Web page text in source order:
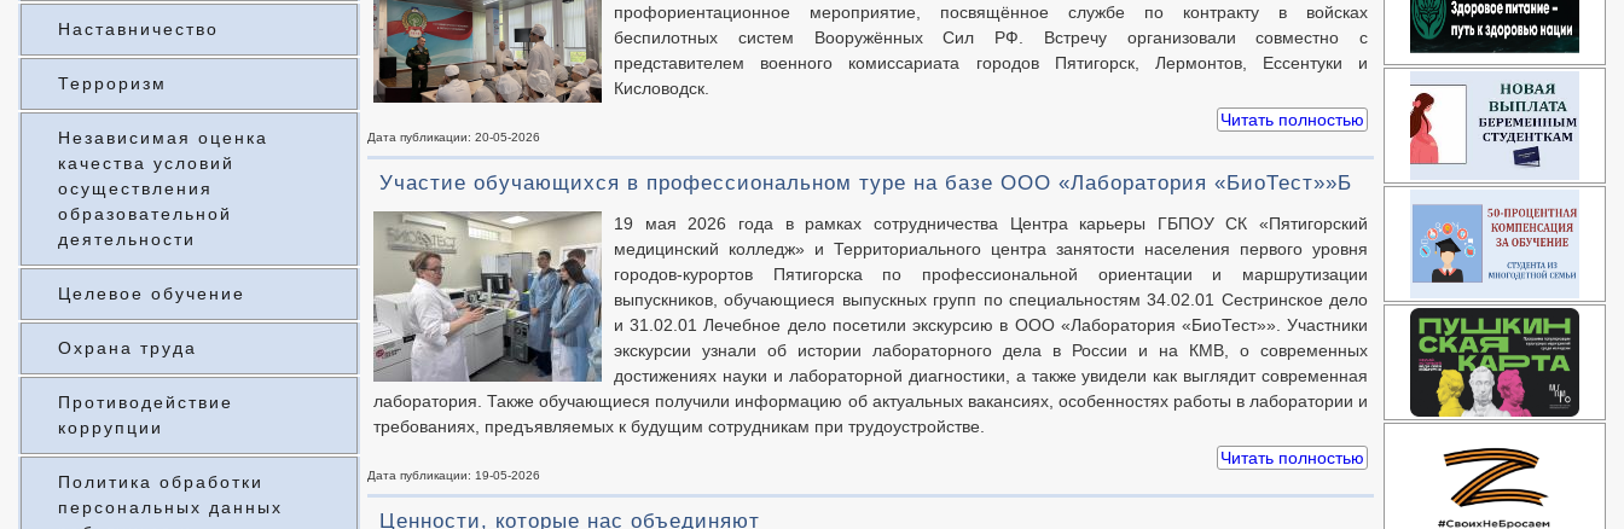
Наставничество
Терроризм
Независимая оценка
качества условий
осуществления
образовательной
деятельности
Целевое обучение
Охрана труда
Противодействие
коррупции
Политика обработки
персональных данных
профориентационное мероприятие, посвящённое службе по контракту в войсках
беспилотных систем Вооружённых Сил РФ. Встречу организовали совместно с
представителем военного комиссариата городов Пятигорск, Лермонтов, Ессентуки и
Кисловодск.
Дата публикации: 20-05-2026
Читать полностью
Участие обучающихся в профессиональном туре на базе ООО «Лаборатория «БиоТест»»Б
19 мая 2026 года в рамках сотрудничества Центра карьеры ГБПОУ СК «Пятигорский
медицинский колледж» и Территориального центра занятости населения первого уровня
городов-курортов Пятигорска по профессиональной ориентации и маршрутизации
выпускников, обучающиеся выпускных групп по специальностям 34.02.01 Сестринское дело
и 31.02.01 Лечебное дело посетили экскурсию в ООО «Лаборатория «БиоТест»». Участники
экскурсии узнали об истории лабораторного дела в России и на КМВ, о современных
достижениях науки и лабораторной диагностики, а также увидели как выглядит современная
лаборатория. Также обучающиеся получили информацию об актуальных вакансиях, особенностях работы в лаборатории и
требованиях, предъявляемых к будущим сотрудникам при трудоустройстве.
Дата публикации: 19-05-2026
Читать полностью
Ценности, которые нас объединяют